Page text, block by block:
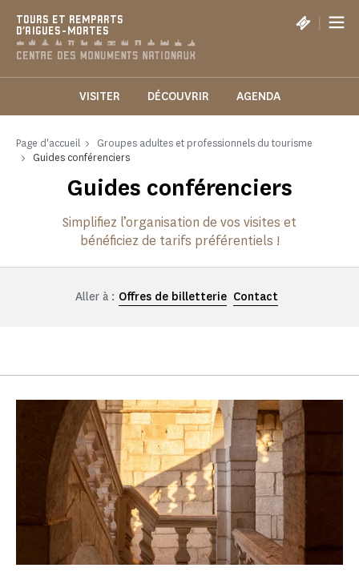
TOURS ET REMPARTS
D'AIGUES-MORTES
|
VISITER DÉCOUVRIR AGENDA
Page d'accueil
Groupes adultes et professionnels du tourisme
Guides conférenciers
Guides conférenciers
Simplifiez l’organisation de vos visites et
bénéficiez de tarifs préférentiels !
Aller à : Offres de billetterie Contact